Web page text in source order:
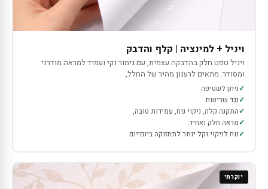
ויניל + למינציה | קלף והדבק
ויניל טפט חלק בהדבקה עצמית, עם גימור נקי ועמיד למראה מודרני
ומסודר. מתאים לרענון מהיר של החלל,
ניתן לשטיפה
נגד שריטות
התקנה קלה, ניקוי נוח, עמידות טובה,
מראה חלק ואחיד.
נוח לניקוי וקל יותר לתחזוקה ביום־יום
יוקרתי